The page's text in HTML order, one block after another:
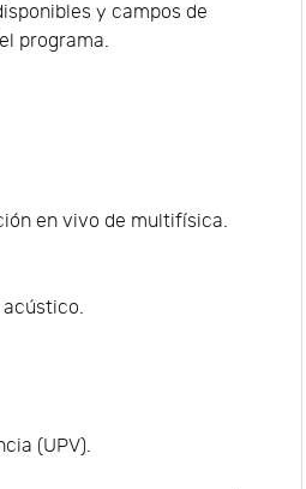
y campos de
programa.
en vivo de multifísica.
acústico.
(UPV).